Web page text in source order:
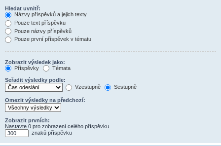
Hledat uvnitř:
Názvy příspěvků a jejich texty
Pouze text příspěvku
Pouze názvy příspěvků
Pouze první příspěvek v tématu
Zobrazit výsledek jako:
Příspěvky
Témata
Seřadit výsledky podle:
Vzestupně
Sestupně
Omezit výsledky na předchozí:
Zobrazit prvních:
Nastavte 0 pro zobrazení celého příspěvku.
znaků příspěvku